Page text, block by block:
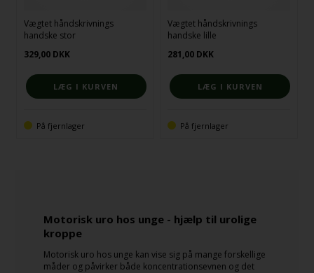
Vægtet håndskrivnings
handske stor
329,00 DKK
På fjernlager
Vægtet håndskrivnings
handske lille
281,00 DKK
På fjernlager
Motorisk uro hos unge - hjælp til urolige
kroppe
Motorisk uro hos unge kan vise sig på mange forskellige
måder og påvirker både koncentrationsevnen og det